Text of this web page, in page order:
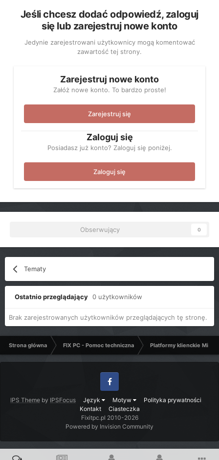
Jeśli chcesz dodać odpowiedź, zaloguj
się lub zarejestruj nowe konto
Jedynie zarejestrowani użytkownicy mogą komentować
zawartość tej strony.
Zarejestruj nowe konto
Załóż nowe konto. To bardzo proste!
Zarejestruj się
Zaloguj się
Posiadasz już konto? Zaloguj się poniżej.
Zaloguj się
Obserwujący 0
Tematy
Ostatnio przeglądający 0 użytkowników
Brak zarejestrowanych użytkowników przeglądających tę stronę.
Strona główna FIX PC - Pomoc techniczna Platformy klienckie
IPS Theme by IPSFocus Język Motyw
Polityka prywatności
Kontakt
Ciasteczka
Facebook
Fixitpc.pl 2010-2026
Powered by Invision Community